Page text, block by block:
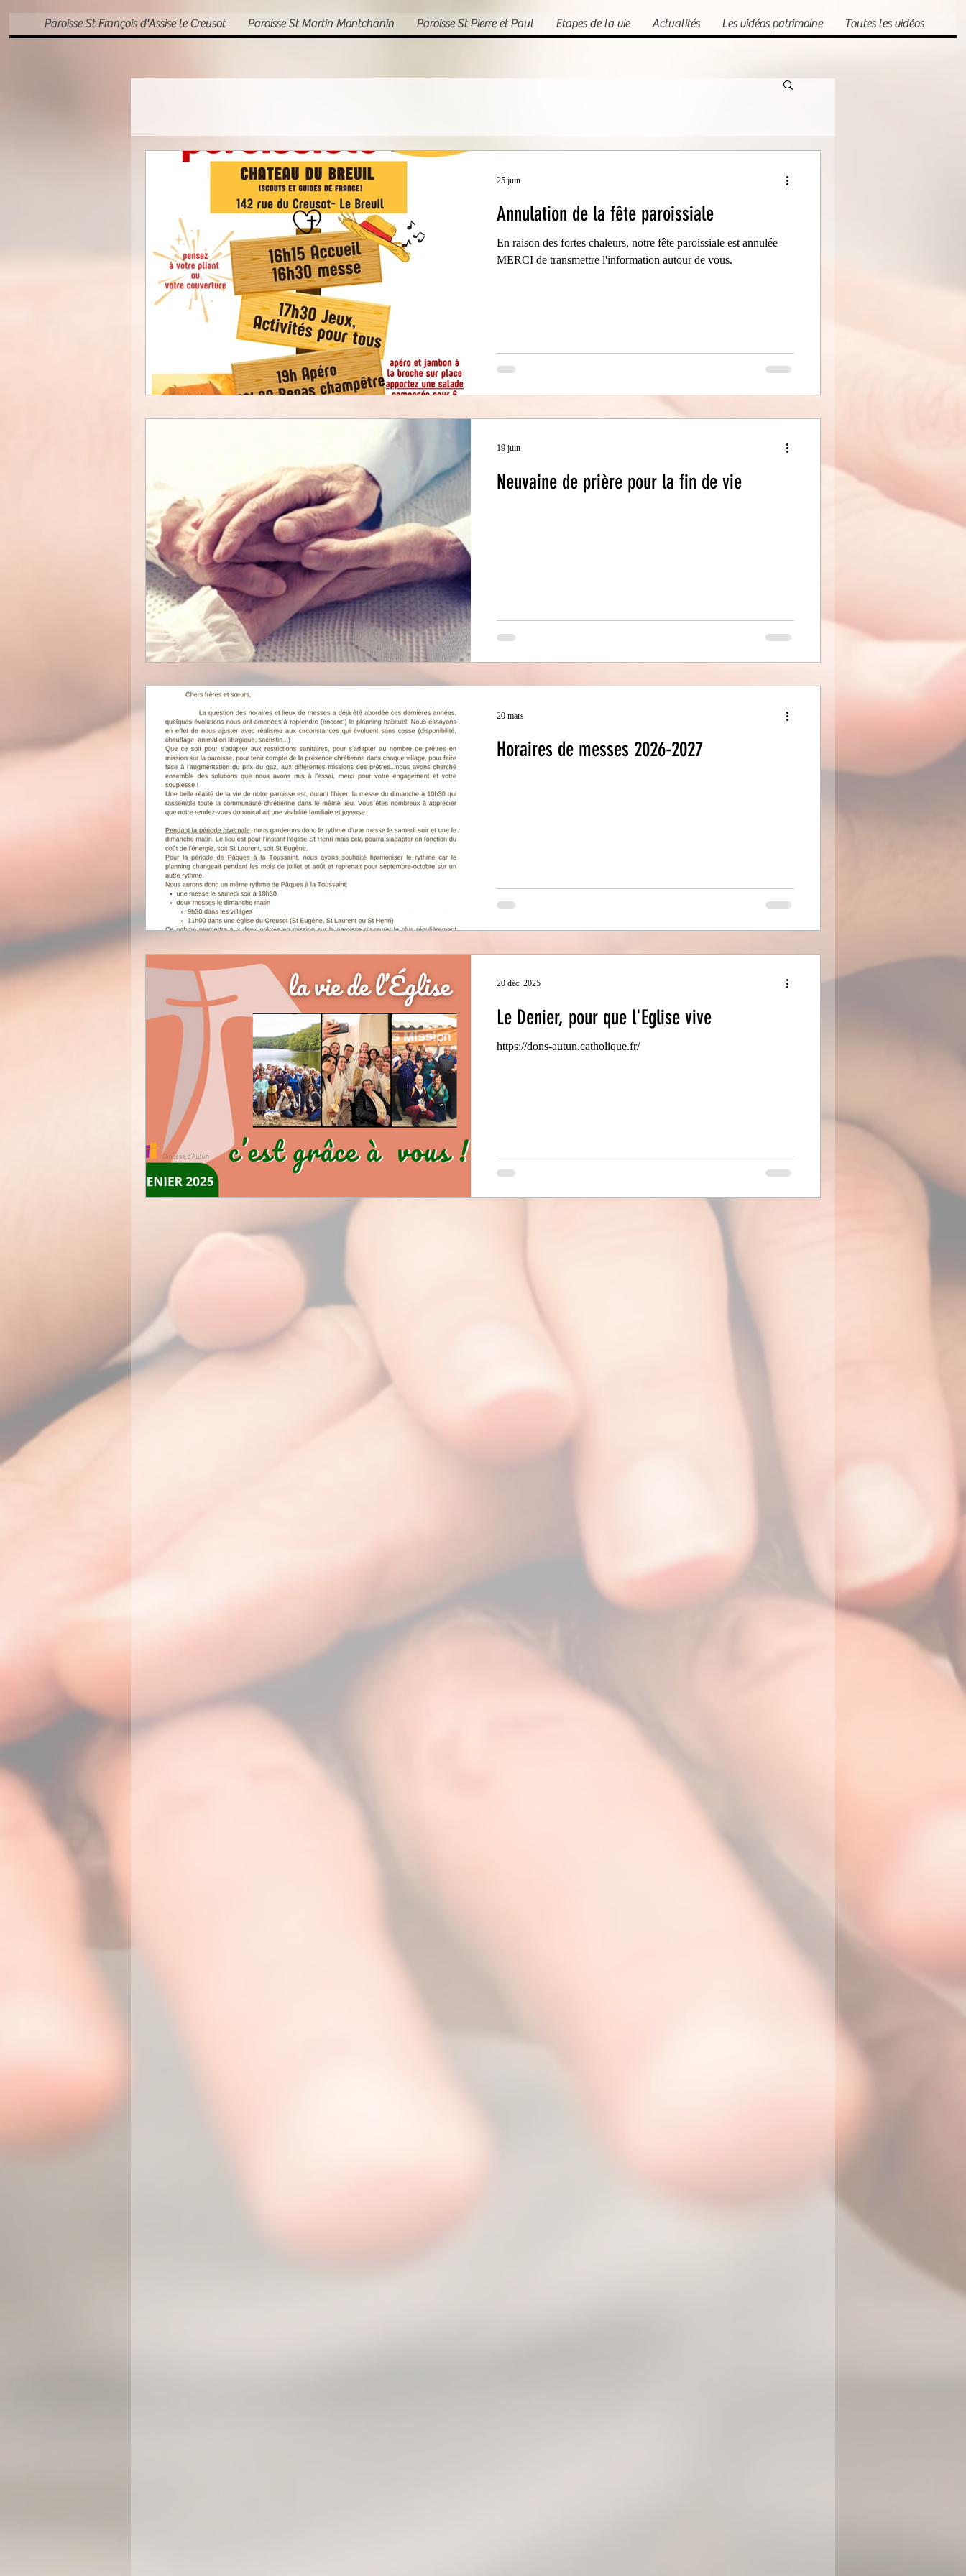
Paroisse St François d'Assise le Creusot Paroisse St Martin Montchanin Paroisse St Pierre et Paul Etapes de la vie Actualités Les vidéos patrimoine Toutes les vidéos
Annulation de la fête paroissiale
En raison des fortes chaleurs, notre fête paroissiale est annulée
MERCI de transmettre l'information autour de vous.
25 juin
Neuvaine de prière pour la fin de vie
19 juin
Horaires de messes 2026-2027
20 mars
Le Denier, pour que l'Eglise vive
https://dons-autun.catholique.fr/
20 déc. 2025